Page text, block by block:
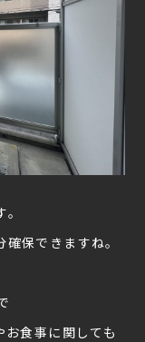
保できますね。
食事に関しても